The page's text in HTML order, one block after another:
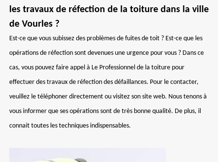
les travaux de réfection de la toiture dans la ville
de Vourles ?
Est-ce que vous subissez des problèmes de fuites de toit ? Est-ce que les
opérations de réfection sont devenues une urgence pour vous ? Dans ce
cas, vous pouvez faire appel à Le Professionnel de la toiture pour
effectuer des travaux de réfection des défaillances. Pour le contacter,
veuillez le téléphoner directement ou visitez son site web. Nous tenons à
vous informer que ses opérations sont de très bonne qualité. De plus, il
connait toutes les techniques indispensables.